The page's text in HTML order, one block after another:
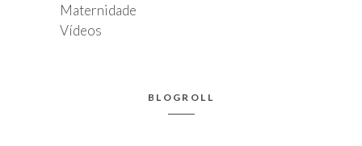
Maternidade
Vídeos
BLOGROLL